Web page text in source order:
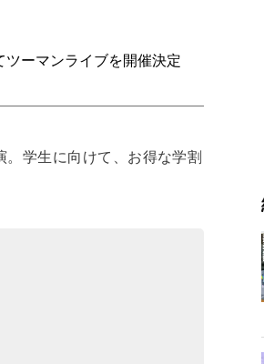
ーマンライブを開催決定
学生に向けて、お得な学割